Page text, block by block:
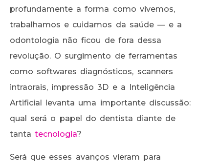
profundamente a forma como vivemos,
trabalhamos e cuidamos da saúde — e a
odontologia não ficou de fora dessa
revolução. O surgimento de ferramentas
como softwares diagnósticos, scanners
intraorais, impressão 3D e a Inteligência
Artificial levanta uma importante discussão:
qual será o papel do dentista diante de
tantatecnologia?
Será que esses avanços vieram para